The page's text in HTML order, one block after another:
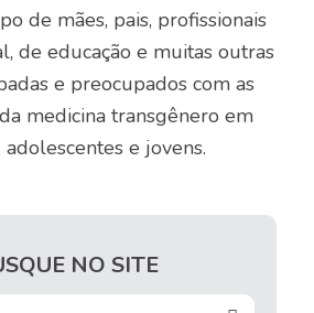
de mães, pais, profissionais
de educação e muitas outras
e preocupados com as
medicina transgênero em
adolescentes e jovens.
NO SITE